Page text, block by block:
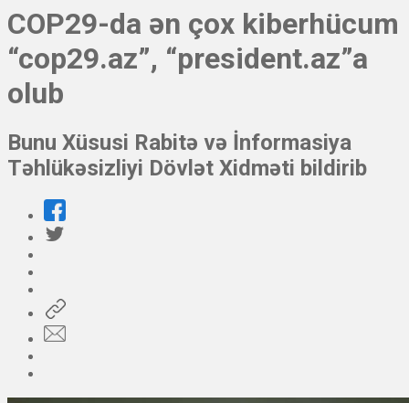
COP29-da ən çox kiberhücum
“cop29.az”, “president.az”a
olub
Bunu Xüsusi Rabitə və İnformasiya
Təhlükəsizliyi Dövlət Xidməti bildirib